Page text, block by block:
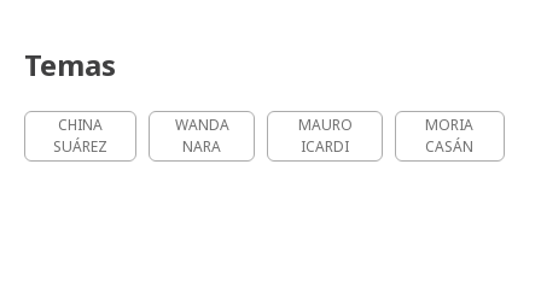
Temas
CHINA
SUÁREZ
WANDA
NARA
MAURO
ICARDI
MORIA
CASÁN